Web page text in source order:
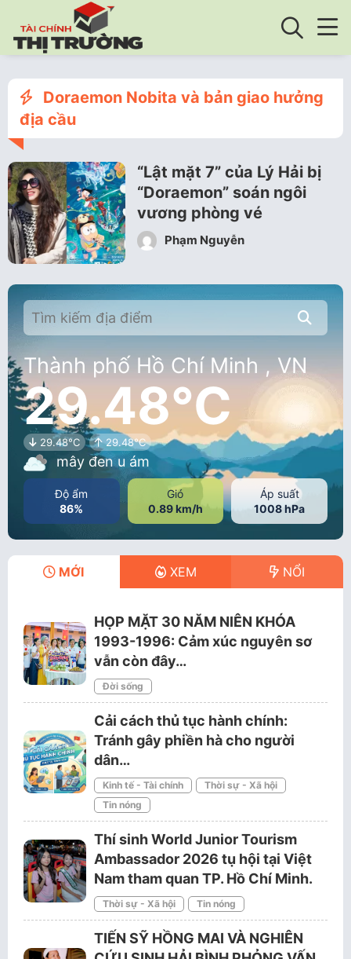
Doraemon Nobita và bản giao hưởng
địa cầu
“Lật mặt 7” của Lý Hải bị
“Doraemon” soán ngôi
vương phòng vé
Phạm Nguyễn
Thành phố Hồ Chí Minh , VN
29.48°C
29.48°C 29.48°C
mây đen u ám
Độ ẩm
86%
Gió
0.89 km/h
Áp suất
1008 hPa
MỚI XEM NỔI
HỌP MẶT 30 NĂM NIÊN KHÓA
1993-1996: Cảm xúc nguyên sơ
vẫn còn đây…
Đời sống
Cải cách thủ tục hành chính:
Tránh gây phiền hà cho người
dân…
Kinh tế - Tài chính
Thời sự - Xã hội
Tin nóng
Thí sinh World Junior Tourism
Ambassador 2026 tụ hội tại Việt
Nam tham quan TP. Hồ Chí Minh.
Thời sự - Xã hội Tin nóng
TIẾN SỸ HỒNG MAI VÀ NGHIÊN